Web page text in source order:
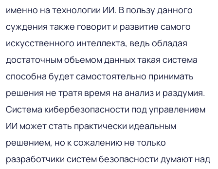
именно на технологии ИИ. В пользу данного
суждения также говорит и развитие самого
искусственного интеллекта, ведь обладая
достаточным объемом данных такая система
способна будет самостоятельно принимать
решения не тратя время на анализ и раздумия.
Система кибербезопасности под управлением
ИИ может стать практически идеальным
решением, но к сожалению не только
разработчики систем безопасности думают над